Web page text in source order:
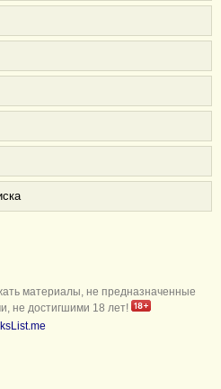
материалы, не предназначенные
не достигшими 18 лет!